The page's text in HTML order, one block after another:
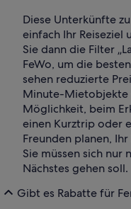
Diese Unterkünfte
einfach Ihr Reiseziel
Sie dann die Filter
FeWo, um die
sehen reduzierte
Minute-Mietobjekte
Möglichkeit, beim
einen Kurztrip oder
Freunden planen,
Sie müssen sich nur
Nächstes gehen soll.
Gibt es Rabatte für